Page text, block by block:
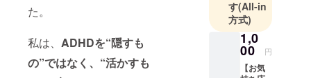
た。
私は、 ADHDを“隠すも
の”ではなく、“活かすも
現在は、
ADHDの特性
を強みに変
えて生きる
仕組みを模
す(All-in
方式)
1,0
00 円
【お気